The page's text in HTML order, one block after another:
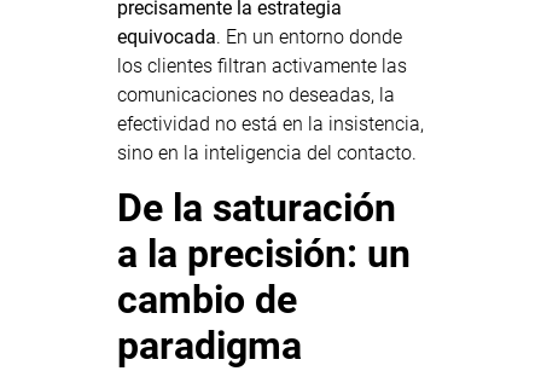
precisamente la estrategia
equivocada. En un entorno donde
los clientes filtran activamente las
comunicaciones no deseadas, la
efectividad no está en la insistencia,
sino en la inteligencia del contacto.
De la saturación
a la precisión: un
cambio de
paradigma